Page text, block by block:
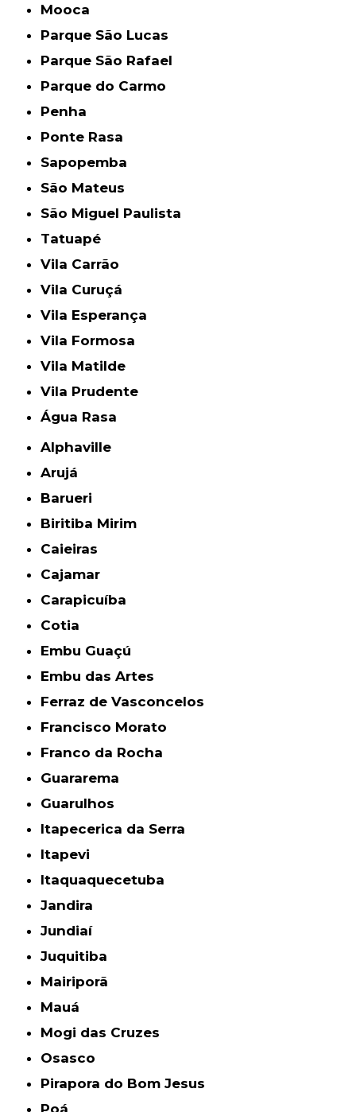
Mooca
Parque São Lucas
Parque São Rafael
Parque do Carmo
Penha
Ponte Rasa
Sapopemba
São Mateus
São Miguel Paulista
Tatuapé
Vila Carrão
Vila Curuçá
Vila Esperança
Vila Formosa
Vila Matilde
Vila Prudente
Água Rasa
Alphaville
Arujá
Barueri
Biritiba Mirim
Caieiras
Cajamar
Carapicuíba
Cotia
Embu Guaçú
Embu das Artes
Ferraz de Vasconcelos
Francisco Morato
Franco da Rocha
Guararema
Guarulhos
Itapecerica da Serra
Itapevi
Itaquaquecetuba
Jandira
Jundiaí
Juquitiba
Mairiporã
Mauá
Mogi das Cruzes
Osasco
Pirapora do Bom Jesus